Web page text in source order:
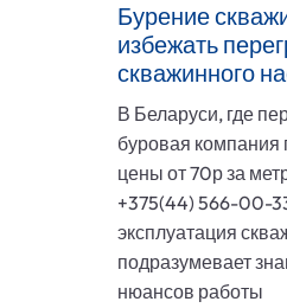
Бурение
избежать
скважинного
В Беларуси, где
буровая компания
цены от 70р за
+375(44) 566-00-
эксплуатация
подразумевает
нюансов работы